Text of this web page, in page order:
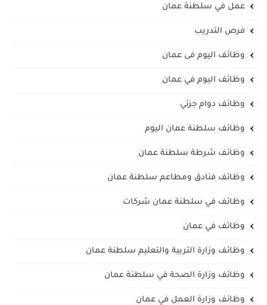
عمل في سلطنة عمان
فرص التدريب
وظائف اليوم فى عمان
وظائف اليوم في عمان
وظائف دوام جزئي
وظائف سلطنة عمان اليوم
وظائف شرطة سلطنة عمان
وظائف فنادق ومطاعم سلطنة عمان
وظائف في سلطنة عمان شركات
وظائف في عمان
وظائف وزارة التربية والتعليم سلطنة عمان
وظائف وزارة الصحة في سلطنة عمان
وظائف وزارة العمل في عمان